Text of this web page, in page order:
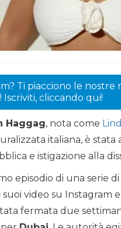
Ti piacciono le nostre
Iscriviti, cliccando qui!
Haggag, nota come
italiana, è stata
e istigazione alla
episodio di una serie
video su Instagram
fermata due